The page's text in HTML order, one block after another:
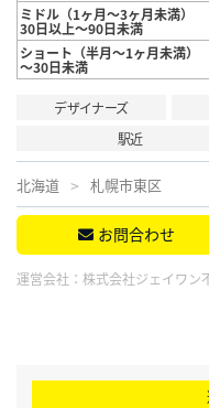
ミドル（1ヶ月～3ヶ月未満）
30日以上～90日未満
ショート（半月～1ヶ月未満）
～30日未満
デザイナーズ
駅近
北海道 札幌市東区
お問合わせ
運営会社： 株式会社ジェイワン